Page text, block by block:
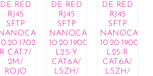
hidratantes
cuidado infantil
DE RED
RJ45
SFTP
R CAT.7/
2M/
ROJO
DE RED
RJ45
SFTP
NANOCABLE
10.20.1900-
L25-Y
CAT.6A/
LSZH/
DE RED
RJ45
SFTP
NANOCABLE
10.20.1900-
L25-R
CAT.6A/
LSZH/